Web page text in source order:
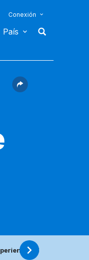
Conexión
País
búlgara